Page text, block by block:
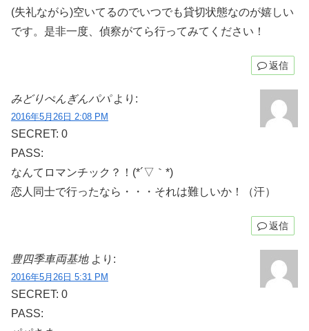
(失礼ながら)空いてるのでいつでも貸切状態なのが嬉しい
です。是非一度、偵察がてら行ってみてください！
返信
みどりぺんぎんパパ より:
2016年5月26日 2:08 PM
SECRET: 0
PASS:
なんてロマンチック？！(*´▽｀*)
恋人同士で行ったなら・・・それは難しいか！（汗）
返信
豊四季車両基地 より:
2016年5月26日 5:31 PM
SECRET: 0
PASS: